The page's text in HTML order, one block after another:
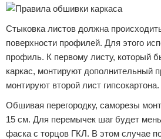
Стыковка листов должна
поверхности профилей. Для этого
профиль. К первому листу, который
каркас, монтируют дополнительный
монтируют второй лист гипсокартона.
Обшивая перегородку, саморезы
15 см. Для перемычек шаг будет
фаска с торцов ГКЛ. В этом случае